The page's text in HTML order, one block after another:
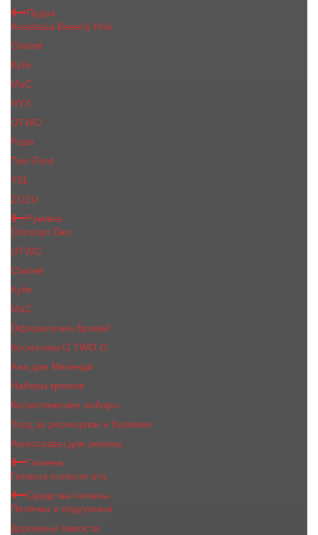
Пудра
Anastasia Beverly Hills
Chanel
Kylie
MaC
NYX
OTWO
Pupa
Tom Ford
YSL
ZOZU
Румяна
Christian Dior
OTWO
Сhanеl
Kylie
MaC
Оформление бровей
Косметика O.TWO.O
Хна для Мехенди
Наборы кремов
Косметические наборы
Уход за ресницами и бровями
Аксессуары для ресниц
Гигиена
Гигиена полости рта
Средства гигиены
Пелёнки и подгузники
Дорожные ёмкости